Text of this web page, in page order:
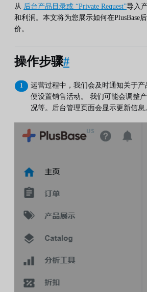
从 后台产品目录或 “Private Request”导入
和利润。本文将为您展示如何在PlusBase
价。
操作步骤#
运营过程中，我们会及时通知关于
便设置销售活动。 我们可能会调整
况等。后台管理页面会显示更新信息